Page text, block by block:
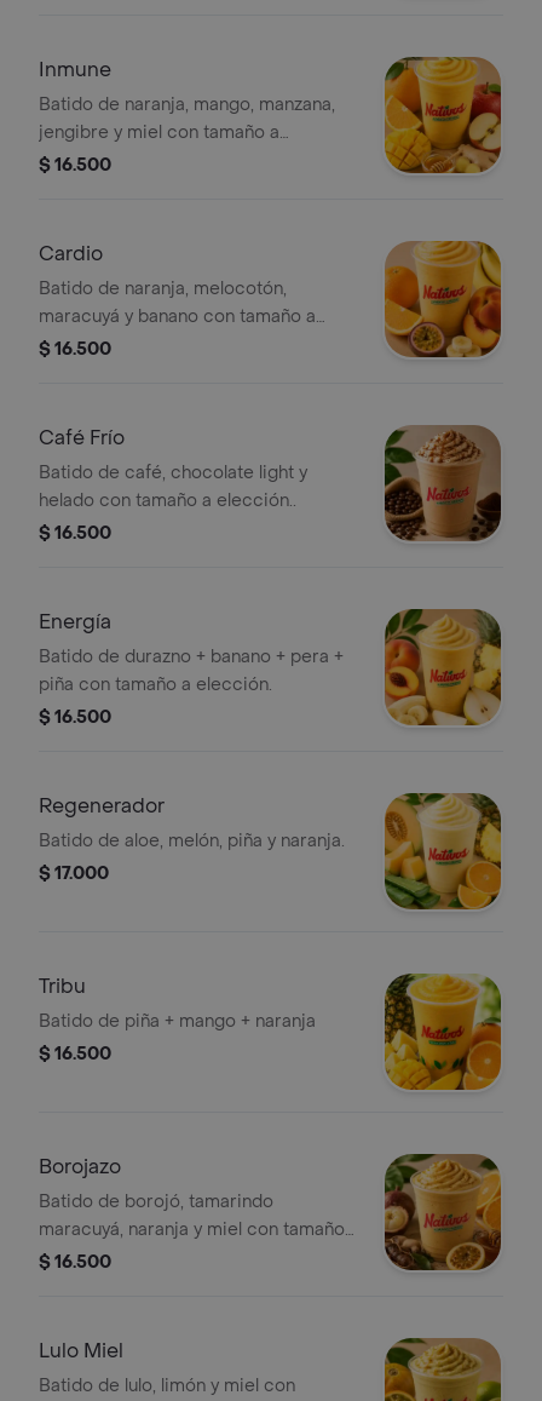
Inmune
Batido de naranja, mango, manzana,
jengibre y miel con tamaño a
elección..
$ 16.500
Cardio
Batido de naranja, melocotón,
maracuyá y banano con tamaño a
elección..
$ 16.500
Café Frío
Batido de café, chocolate light y
helado con tamaño a elección..
$ 16.500
Energía
Batido de durazno + banano + pera +
piña con tamaño a elección.
$ 16.500
Regenerador
Batido de aloe, melón, piña y naranja.
$ 17.000
Tribu
Batido de piña + mango + naranja
$ 16.500
Borojazo
Batido de borojó, tamarindo
maracuyá, naranja y miel con tamaño
a elección..
$ 16.500
Lulo Miel
Batido de lulo, limón y miel con